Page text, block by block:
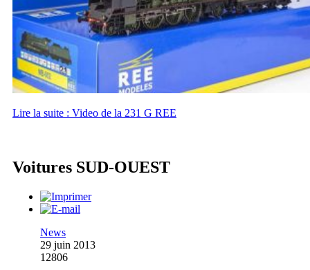
Lire la suite : Video de la 231 G REE
Voitures SUD-OUEST
News
29 juin 2013
12806